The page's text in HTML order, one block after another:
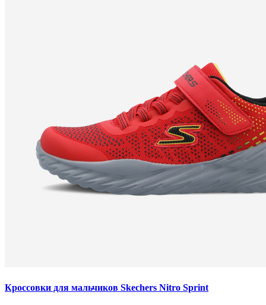
Кроссовки для мальчиков Skechers Nitro Sprint